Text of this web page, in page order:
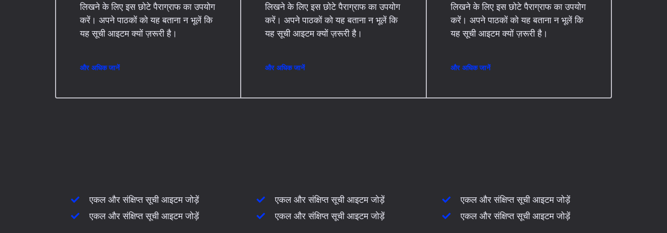
लिखने के लिए इस छोटे पैराग्राफ का उपयोग
करें। अपने पाठकों को यह बताना न भूलें कि
यह सूची आइटम क्यों ज़रूरी है।
और अधिक जानें
लिखने के लिए इस छोटे पैराग्राफ का उपयोग
करें। अपने पाठकों को यह बताना न भूलें कि
यह सूची आइटम क्यों ज़रूरी है।
और अधिक जानें
लिखने के लिए इस छोटे पैराग्राफ का उपयोग
करें। अपने पाठकों को यह बताना न भूलें कि
यह सूची आइटम क्यों ज़रूरी है।
और अधिक जानें
एकल और संक्षिप्त सूची आइटम जोड़ें
एकल और संक्षिप्त सूची आइटम जोड़ें
एकल और संक्षिप्त सूची आइटम जोड़ें
एकल और संक्षिप्त सूची आइटम जोड़ें
एकल और संक्षिप्त सूची आइटम जोड़ें
एकल और संक्षिप्त सूची आइटम जोड़ें